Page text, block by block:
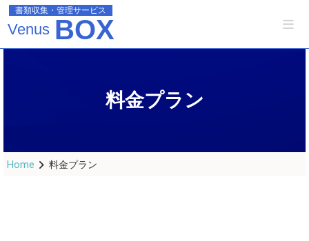
書類収集・管理サービス
Venus BOX
料金プラン
Home 料金プラン